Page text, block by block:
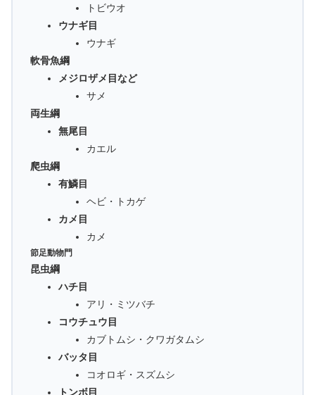
トビウオ
ウナギ目
ウナギ
軟骨魚綱
メジロザメ目など
サメ
両生綱
無尾目
カエル
爬虫綱
有鱗目
ヘビ・トカゲ
カメ目
カメ
節足動物門
昆虫綱
ハチ目
アリ・ミツバチ
コウチュウ目
カブトムシ・クワガタムシ
バッタ目
コオロギ・スズムシ
トンボ目